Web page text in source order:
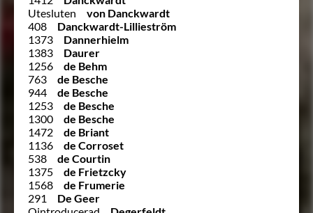
Utesluten
von Danckwardt
408
Danckwardt-Lillieström
1373
Dannerhielm
1383
Daurer
1256
de Behm
763
de Besche
944
de Besche
1253
de Besche
1300
de Besche
1472
de Briant
1136
de Corroset
538
de Courtin
1375
de Frietzcky
1568
de Frumerie
291
De Geer